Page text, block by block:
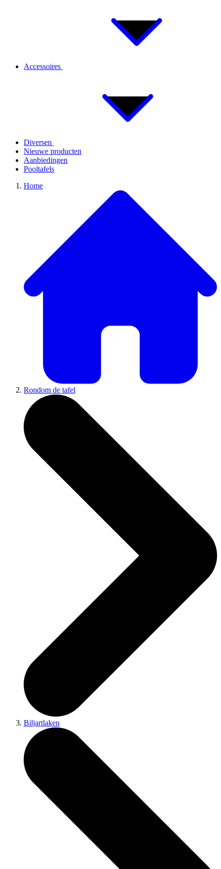
Accessoires
Diversen
Nieuwe producten
Aanbiedingen
Pooltafels
Home
Rondom de tafel
Biljartlaken